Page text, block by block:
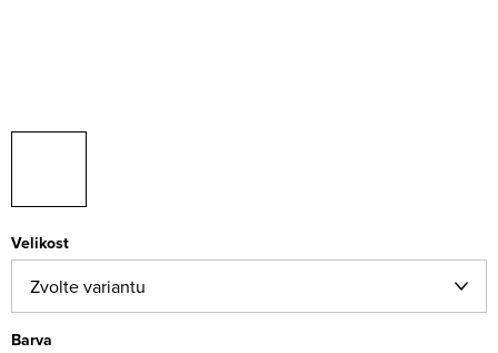
Velikost
Barva